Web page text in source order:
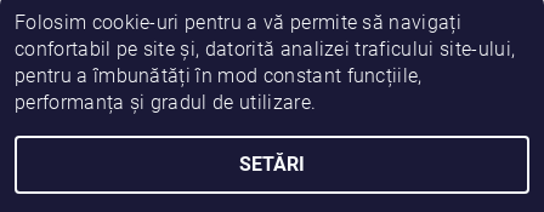
Vreau să fiu partener! Termeni și condiții
Prelucrarea datelor
2026 © Fiimama, toate drepturile rezervate
Folosim cookie-uri pentru a vă permite să navigați
confortabil pe site și, datorită analizei traficului site-ului,
pentru a îmbunătăți în mod constant funcțiile,
performanța și gradul de utilizare.
SETĂRI